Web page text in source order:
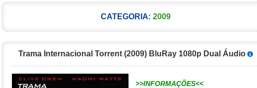
CATEGORIA: 2009
Trama Internacional Torrent (2009) BluRay 1080p Dual Áudio
>>INFORMAÇÕES<<